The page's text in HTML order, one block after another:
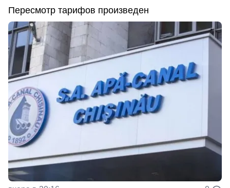
Пересмотр тарифов произведен